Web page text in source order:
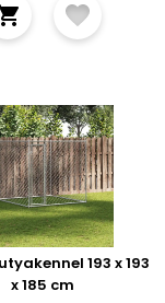
193 x 193
x 185 cm